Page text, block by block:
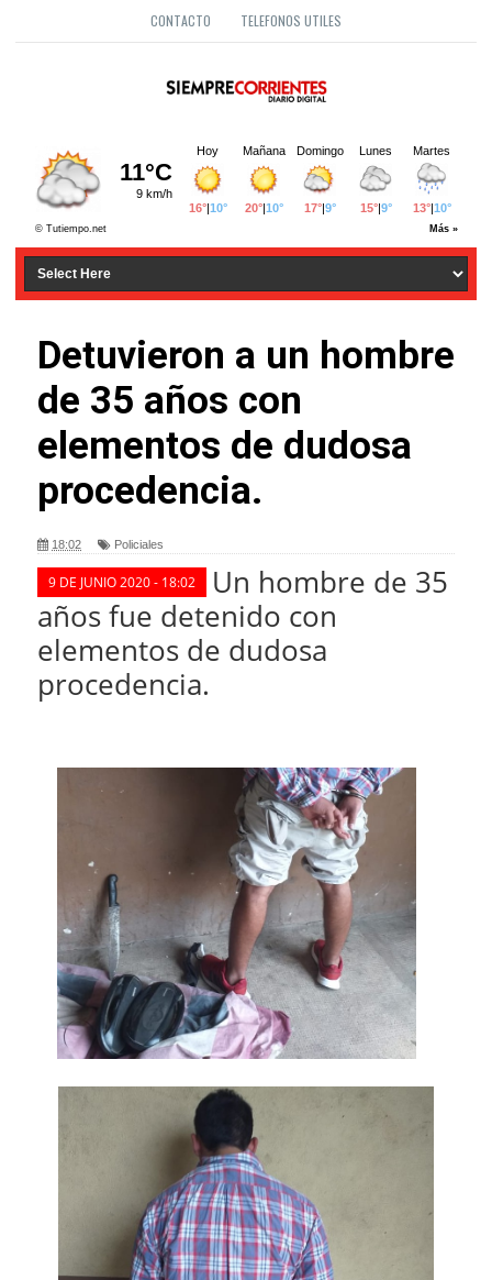
CONTACTO TELEFONOS UTILES
Detuvieron a un hombre
de 35 años con
elementos de dudosa
procedencia.
18:02 Policiales
9 DE JUNIO 2020 - 18:02
Un hombre de 35
años fue detenido con
elementos de dudosa
procedencia.